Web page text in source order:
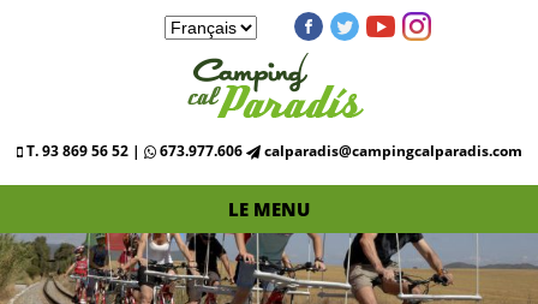
T. 93 869 56 52 | 673.977.606 calparadis@campingcalparadis.com
LE MENU